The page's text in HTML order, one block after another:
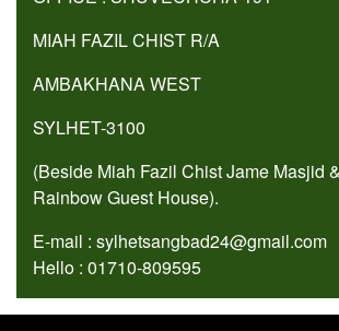
MIAH FAZIL CHIST R/A
AMBAKHANA WEST
SYLHET-3100
(Beside Miah Fazil Chist Jame Masjid
Rainbow Guest House).
E-mail : sylhetsangbad24@gmail.com
Hello : 01710-809595